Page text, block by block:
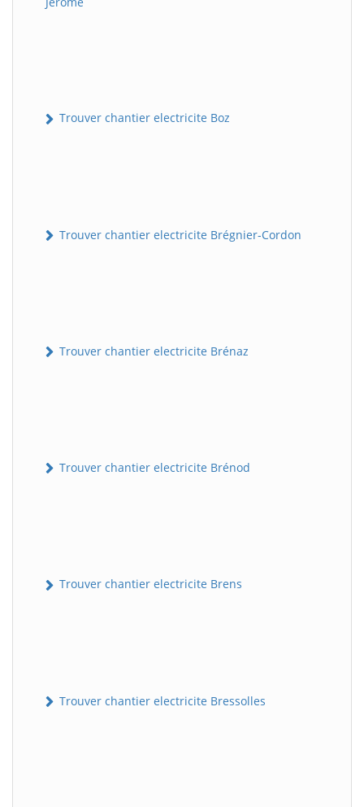
Trouver chantier electricite Boz
Trouver chantier electricite Brégnier-Cordon
Trouver chantier electricite Brénaz
Trouver chantier electricite Brénod
Trouver chantier electricite Brens
Trouver chantier electricite Bressolles